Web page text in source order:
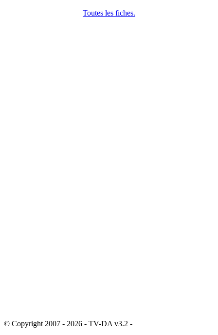
Toutes les fiches.
© Copyright 2007 - 2026 - TV-DA v3.2 -